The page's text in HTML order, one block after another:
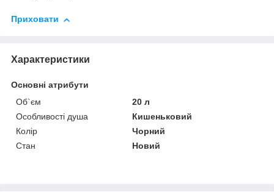
Приховати
Характеристики
Основні атрибути
Об`єм
20 л
Особливості душа
Кишеньковий
Колір
Чорний
Стан
Новий